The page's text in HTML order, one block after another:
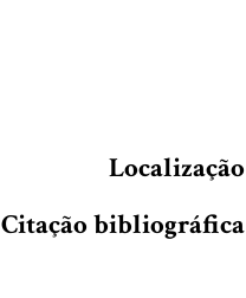
Localização
Citação bibliográfica